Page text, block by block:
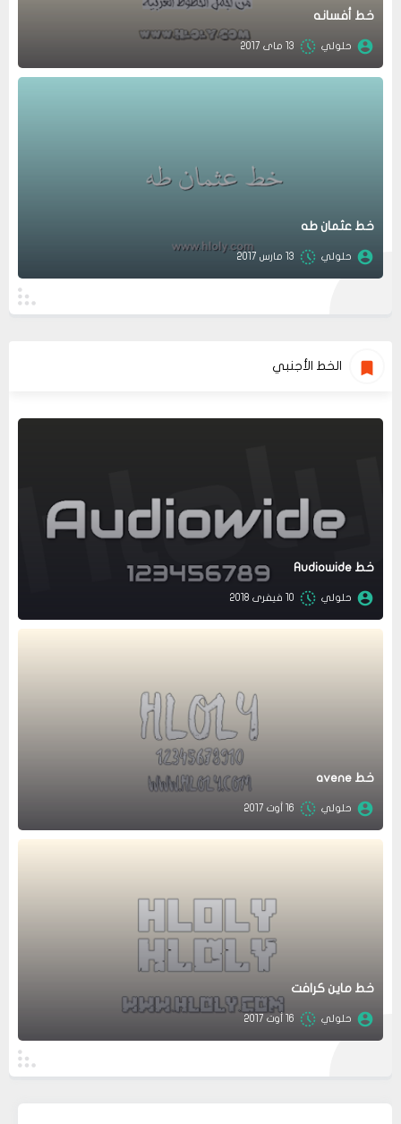
خط أفسانه
حلولي 13 ماى 2017
خط عثمان طه
حلولي 13 مارس 2017
الخط الأجنبي
خط Audiowide
حلولي 10 فيفرى 2018
خط avene
حلولي 16 أوت 2017
خط ماين كرافت
حلولي 16 أوت 2017